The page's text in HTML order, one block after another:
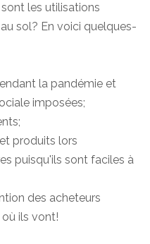
les utilisations
sol? En voici quelques-
la pandémie et
imposées;
produits lors
puisqu'ils sont faciles à
des acheteurs
ils vont!